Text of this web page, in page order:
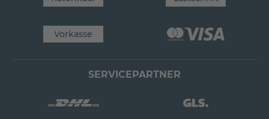
Vorkasse
SERVICEPARTNER